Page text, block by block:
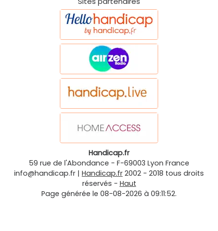
Handicap.fr
59 rue de l'Abondance - F-69003 Lyon France
info@handicap.fr | Handicap.fr 2002 - 2018 tous droits
réservés - Haut
Page générée le 08-08-2026 à 09:11:52.